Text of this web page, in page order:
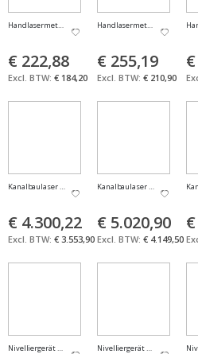
Handlasermeter DISTO" D110
€ 222,88
€ 184,20
Handlasermeter DISTO" D2
€ 255,19
€ 210,90
Kanalbaulaser Piper 100 Package (LC3R)
€ 4.300,22
€ 3.553,90
Kanalbaulaser Piper 100G
€ 5.020,90
€ 4.149,50
Nivelliergerät NA324 Level 360°Nivelliergerät NA720 Level